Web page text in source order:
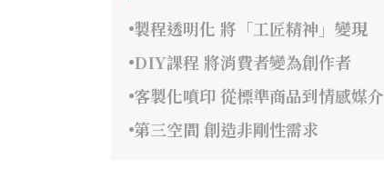
製程透明化 將「工匠精神」變現
DIY課程 將消費者變為創作者
客製化噴印 從標準商品到情感媒介
第三空間 創造非剛性需求